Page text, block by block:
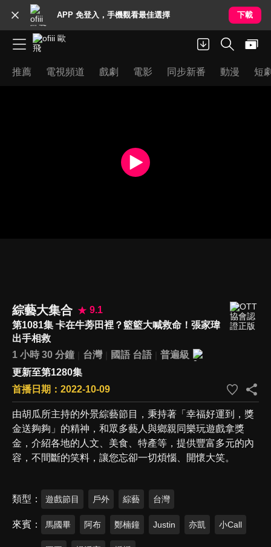
APP 免登入，手機觀看最佳選擇 下載
推薦 電視頻道 戲劇 電影 同步新番 動漫 短
綜藝大集合
9.1
第1081集 卡在牛蒡田裡？籃籃大喊救命！張家瑋
出手相救
1 小時 30 分鐘
台灣 國語 台語
普遍級
更新至第1280集
首播日期：2022-10-09
由胡瓜所主持的外景綜藝節目，秉持著「幸福好運到，獎
金送夠夠」的精神，和眾多藝人與鄉親同樂玩遊戲拿獎
金，介紹各地的人文、美食、特產等，提供豐富多元的內
容，不間斷的笑料，讓您忘卻一切煩惱、開懷大笑。
類型 遊戲節目 戶外 綜藝 台灣
來賓 馬國畢 阿布 鄭楠鐘 Justin 亦凱 小Call